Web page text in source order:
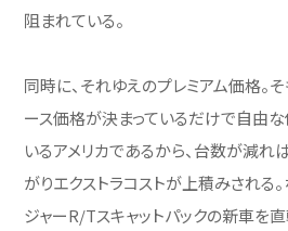
阻まれている。
同時に、それゆえのプレミアム価格。
ース価格が決まっているだけで自由
いるアメリカであるから、台数が減れ
がりエクストラコストが上積みされる
ジャーR/Tスキャットパックの新車を